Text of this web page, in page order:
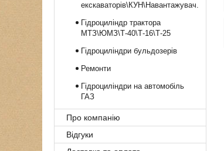
екскаваторів\КУН\Навантажувач.
Гідроциліндр трактора
МТЗ\ЮМЗ\Т-40\Т-16\Т-25
Гідроциліндри бульдозерів
Ремонти
Гідроциліндри на автомобіль
ГАЗ
Про компанію
Відгуки